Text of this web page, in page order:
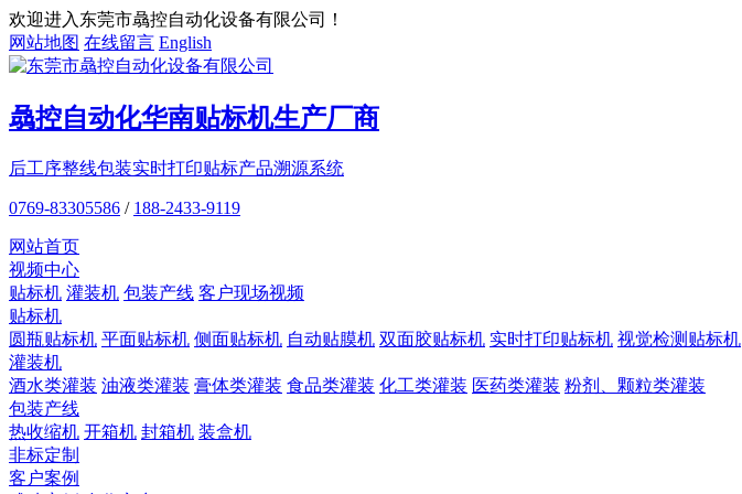
欢迎进入东莞市骉控自动化设备有限公司！
网站地图 在线留言 English
骉控自动化华南贴标机生产厂商
后工序整线包装实时打印贴标产品溯源系统
0769-83305586 / 188-2433-9119
网站首页
视频中心
贴标机 灌装机 包装产线 客户现场视频
贴标机
圆瓶贴标机 平面贴标机 侧面贴标机 自动贴膜机 双面胶贴标机 实时打印贴标机 视觉检测贴标机
灌装机
酒水类灌装 油液类灌装 膏体类灌装 食品类灌装 化工类灌装 医药类灌装 粉剂、颗粒类灌装
包装产线
热收缩机 开箱机 封箱机 装盒机
非标定制
客户案例